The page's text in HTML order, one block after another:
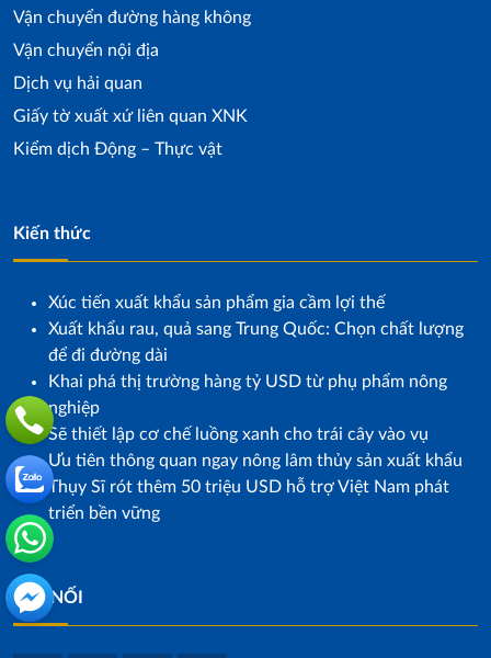
Vận chuyển đường hàng không
Vận chuyển nội địa
Dịch vụ hải quan
Giấy tờ xuất xứ liên quan XNK
Kiểm dịch Động – Thực vật
Kiến thức
Xúc tiến xuất khẩu sản phẩm gia cầm lợi thế
Xuất khẩu rau, quả sang Trung Quốc: Chọn chất lượng
để đi đường dài
Khai phá thị trường hàng tỷ USD từ phụ phẩm nông
nghiệp
Sẽ thiết lập cơ chế luồng xanh cho trái cây vào vụ
Ưu tiên thông quan ngay nông lâm thủy sản xuất khẩu
Thụy Sĩ rót thêm 50 triệu USD hỗ trợ Việt Nam phát
triển bền vững
KẾT NỐI